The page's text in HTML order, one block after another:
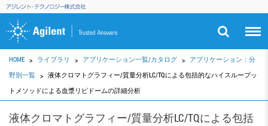
HOME ライブラリ アプリケーション一覧/カタログ
アプリケーション：分
野別一覧
液体クロマトグラフィー/質量分析LC/TQによる包括的なハイスループッ
トメソッドによる血漿リピドームの詳細分析
液体クロマトグラフィー/質量分析LC/TQによる包括